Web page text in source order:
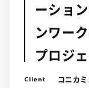
ーショ
ンワー
プロジ
Client コニカ